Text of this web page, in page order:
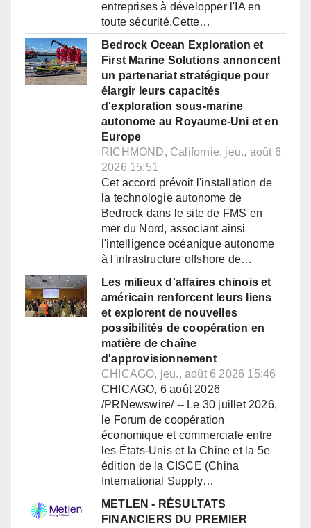
entreprises à développer l'IA en
toute sécurité.Cette…
Bedrock Ocean Exploration et
First Marine Solutions annoncent
un partenariat stratégique pour
élargir leurs capacités
d'exploration sous-marine
autonome au Royaume-Uni et en
Europe
RICHMOND, Californie, jeu., août 6
2026 15:51
Cet accord prévoit l'installation de
la technologie autonome de
Bedrock dans le site de FMS en
mer du Nord, associant ainsi
l'intelligence océanique autonome
à l'infrastructure offshore de…
Les milieux d'affaires chinois et
américain renforcent leurs liens
et explorent de nouvelles
possibilités de coopération en
matière de chaîne
d'approvisionnement
CHICAGO, jeu., août 6 2026 15:46
CHICAGO, 6 août 2026
/PRNewswire/ -- Le 30 juillet 2026,
le Forum de coopération
économique et commerciale entre
les États-Unis et la Chine et la 5e
édition de la CISCE (China
International Supply…
METLEN - RÉSULTATS
FINANCIERS DU PREMIER